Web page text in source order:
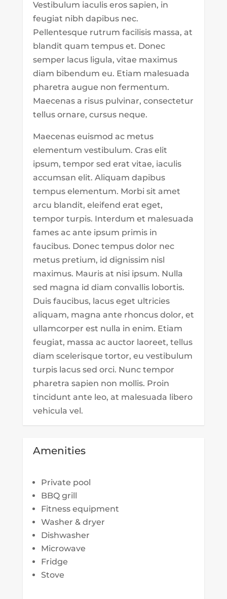
Vestibulum iaculis eros sapien, in
feugiat nibh dapibus nec.
Pellentesque rutrum facilisis massa, at
blandit quam tempus et. Donec
semper lacus ligula, vitae maximus
diam bibendum eu. Etiam malesuada
pharetra augue non fermentum.
Maecenas a risus pulvinar, consectetur
tellus ornare, cursus neque.
Maecenas euismod ac metus
elementum vestibulum. Cras elit
ipsum, tempor sed erat vitae, iaculis
accumsan elit. Aliquam dapibus
tempus elementum. Morbi sit amet
arcu blandit, eleifend erat eget,
tempor turpis. Interdum et malesuada
fames ac ante ipsum primis in
faucibus. Donec tempus dolor nec
metus pretium, id dignissim nisl
maximus. Mauris at nisi ipsum. Nulla
sed magna id diam convallis lobortis.
Duis faucibus, lacus eget ultricies
aliquam, magna ante rhoncus dolor, et
ullamcorper est nulla in enim. Etiam
feugiat, massa ac auctor laoreet, tellus
diam scelerisque tortor, eu vestibulum
turpis lacus sed orci. Nunc tempor
pharetra sapien non mollis. Proin
tincidunt ante leo, at malesuada libero
vehicula vel.
Amenities
Private pool
BBQ grill
Fitness equipment
Washer & dryer
Dishwasher
Microwave
Fridge
Stove